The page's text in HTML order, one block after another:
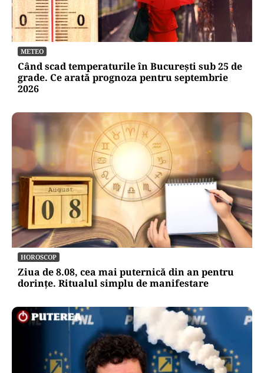
METEO
Când scad temperaturile în București sub 25 de
grade. Ce arată prognoza pentru septembrie
2026
HOROSCOP
Ziua de 8.08, cea mai puternică din an pentru
dorințe. Ritualul simplu de manifestare